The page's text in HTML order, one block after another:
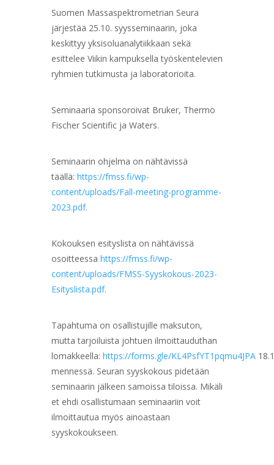
Suomen Massaspektrometrian Seura
järjestää 25.10. syysseminaarin, joka
keskittyy yksisoluanalytiikkaan sekä
esittelee Viikin kampuksella työskentelevien
ryhmien tutkimusta ja laboratorioita.
Seminaaria sponsoroivat Bruker, Thermo
Fischer Scientific ja Waters.
Seminaarin ohjelma on nähtävissä
täällä: https://fmss.fi/wp-
content/uploads/Fall-meeting-programme-
2023.pdf.
Kokouksen esityslista on nähtävissä
osoitteessa https://fmss.fi/wp-
content/uploads/FMSS-Syyskokous-2023-
Esityslista.pdf.
Tapahtuma on osallistujille maksuton,
mutta tarjoiluista johtuen ilmoittauduthan
lomakkeella: https://forms.gle/KL4PsfYT1pqmu4JPA
mennessä. Seuran syyskokous pidetään
seminaarin jälkeen samoissa tiloissa. Mikäli
et ehdi osallistumaan seminaariin voit
ilmoittautua myös ainoastaan
syyskokoukseen.